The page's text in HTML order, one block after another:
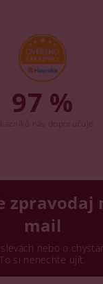
97 %
zpravodaj
mail
nebo o
To si nenechte ujít.